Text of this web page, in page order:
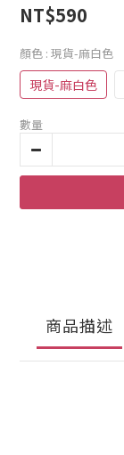
NT$590
顏色 : 現貨-麻白色
現貨-麻白色
數量
商品描述